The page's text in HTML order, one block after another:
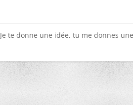
Je te donne une idée, tu me donnes